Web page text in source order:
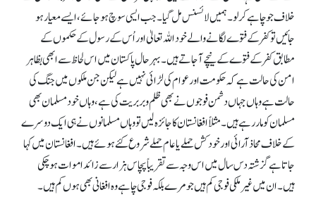
خلاف جو چاہے کر لو۔ ہمیں لائسنس مل گیا۔ جب ایسی سوچ ہو جائے، ایسے معیار ہو
جائیں تو کفر کے فتوے لگانے والے خود اللہ تعالیٰ اور اُس کے رسول کے حکموں کے
مطابق کفر کے فتوے کے نیچے آ جاتے ہیں۔ بہر حال پاکستان میں اس لحاظ سے ابھی بظاہر
امن کی حالت ہے کہ حکومت اور عوام کی لڑائی نہیں ہے لیکن جن ملکوں میں جنگ کی
حالت ہے وہاں جہاں دشمن فوجوں نے بھی ظلم و بربریت کی ہے، وہاں خود مسلمان بھی
مسلمان کو مار رہے ہیں۔ مثلاً افغانستان کا جائزہ لیں تو وہاں مسلمانوں نے ہی ایک دوسرے
کے خلاف محاذ آرائی اور خود کش حملے یا عام حملے شروع کئے ہوئے ہیں۔ افغانستان میں کہا
جاتا ہے گزشتہ دس سال میں اس وجہ سے تقریباً پچاس ہزار سے زائد اموات ہو چکی
ہیں۔ ان میں غیر ملکی فوجی کم ہیں جو مرے بلکہ فوجی چاہے وہ افغانی بھی ہوں کم ہیں۔